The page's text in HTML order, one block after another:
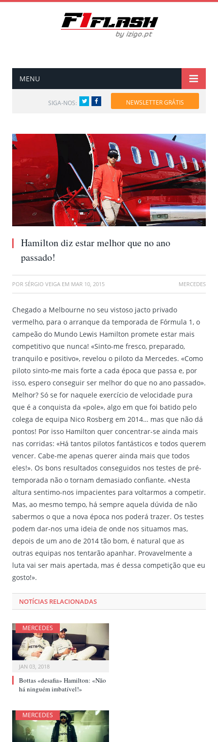
MENU
SIGA-NOS: TwitterFacebook NEWSLETTER GRÁTIS
Hamilton diz estar melhor que no ano
passado!
POR SÉRGIO VEIGA EM MAR 10, 2015 MERCEDES
Chegado a Melbourne no seu vistoso jacto privado
vermelho, para o arranque da temporada de Fórmula 1, o
campeão do Mundo Lewis Hamilton promete estar mais
competitivo que nunca! «Sinto-me fresco, preparado,
tranquilo e positivo», revelou o piloto da Mercedes. «Como
piloto sinto-me mais forte a cada época que passa e, por
isso, espero conseguir ser melhor do que no ano passado».
Melhor? Só se for naquele exercício de velocidade pura
que é a conquista da «pole», algo em que foi batido pelo
colega de equipa Nico Rosberg em 2014… mas que não dá
pontos! Por isso Hamilton quer concentrar-se ainda mais
nas corridas: «Há tantos pilotos fantásticos e todos querem
vencer. Cabe-me apenas querer ainda mais que todos
eles!». Os bons resultados conseguidos nos testes de pré-
temporada não o tornam demasiado confiante. «Nesta
altura sentimo-nos impacientes para voltarmos a competir.
Mas, ao mesmo tempo, há sempre aquela dúvida de não
sabermos o que a nova época nos poderá trazer. Os testes
podem dar-nos uma ideia de onde nos situamos mas,
depois de um ano de 2014 tão bom, é natural que as
outras equipas nos tentarão apanhar. Provavelmente a
luta vai ser mais apertada, mas é dessa competição que eu
gosto!».
NOTÍCIAS RELACIONADAS
MERCEDES
JAN 03, 2018
Bottas «desafia» Hamilton: «Não
há ninguém imbatível!»
MERCEDES